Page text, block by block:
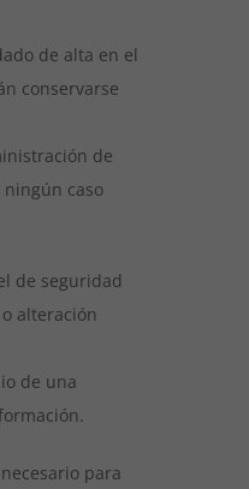
de alta en el
conservarse
de
caso
de seguridad
alteración
de una
para